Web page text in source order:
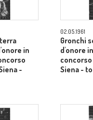
in
-
02.05.1961
Gronchi
d'onore
Siena -